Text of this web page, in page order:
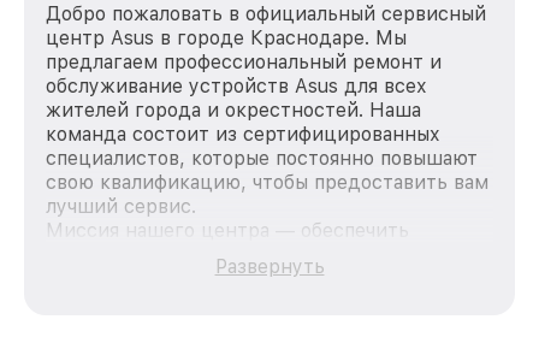
Добро пожаловать в официальный сервисный
центр Asus в городе Краснодаре. Мы
предлагаем профессиональный ремонт и
обслуживание устройств Asus для всех
жителей города и окрестностей. Наша
команда состоит из сертифицированных
специалистов, которые постоянно повышают
свою квалификацию, чтобы предоставить вам
лучший сервис.
Миссия нашего центра — обеспечить
качественный и доступный ремонт для
каждого пользователя продукции Asus, вне
Развернуть